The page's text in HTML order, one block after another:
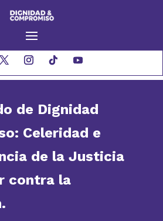
de Dignidad
Celeridad e
de la Justicia
contra la